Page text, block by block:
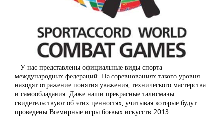
– У нас представлены официальные виды спорта
международных федераций. На соревнованиях такого уровня
находят отражение понятия уважения, технического мастерства
и самообладания. Даже наши прекрасные талисманы
свидетельствуют об этих ценностях, учитывая которые будут
проведены Всемирные игры боевых искусств 2013.